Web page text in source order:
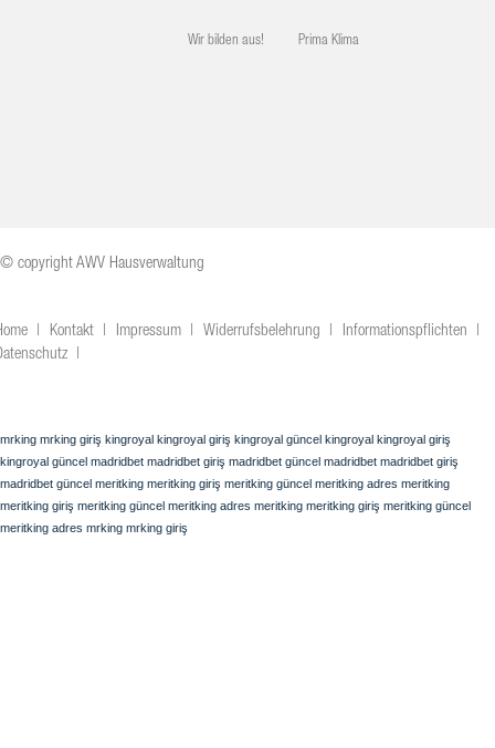
Wir bilden aus! Prima Klima
© copyright AWV Hausverwaltung
Kontakt Impressum Widerrufsbelehrung
Informationspflichten
mrking mrking giriş kingroyal kingroyal giriş kingroyal güncel kingroyal kingroyal giriş
kingroyal güncel madridbet madridbet giriş madridbet güncel madridbet madridbet giriş
madridbet güncel meritking meritking giriş meritking güncel meritking adres meritking
meritking giriş meritking güncel meritking adres meritking meritking giriş meritking güncel
meritking adres mrking mrking giriş